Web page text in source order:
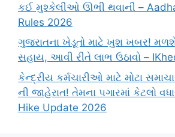
કઈ મુશ્કેલીઓ ઊભી થવાની –
Rules 2026
ગુજરાતના ખેડૂતો માટે ખુશ ખબર! મળશે
સહાય, આવી રીતે લાભ ઉઠાવો –
કેન્દ્રીય કર્મચારીઓ માટે મોટા
ની જાહેરાત! તેમના પગારમાં કેટલો
Hike Update 2026